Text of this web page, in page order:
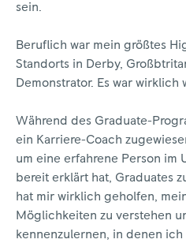
sein.
Beruflich war mein größtes
Standorts in Derby,
Demonstrator. Es war wirklich
Während des Graduate-
ein Karriere-Coach
um eine erfahrene Person im
bereit erklärt hat, Graduates
hat mir wirklich geholfen,
Möglichkeiten zu verstehen
kennenzulernen, in denen